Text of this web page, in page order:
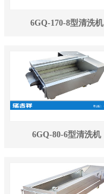
6GQ-170-8型清洗机
6GQ-80-6型清洗机